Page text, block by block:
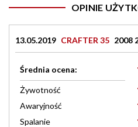
OPINIE
13.05.2019 CRAFTER 35 2008
Średnia ocena:
Żywotność
Awaryjność
Spalanie